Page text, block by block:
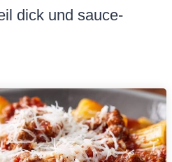
dick und sauce-